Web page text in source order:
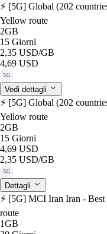
⚡️ [5G] Global (202
Yellow route
2GB
15 Giorni
2,35 USD/GB
4,69 USD
5G
Vedi dettagli
⚡️ [5G] Global (202
Yellow route
2GB
15 Giorni
4,69 USD
2,35 USD/GB
5G
Dettagli
⚡️ [5G] MCI Iran Iran -
route
1GB